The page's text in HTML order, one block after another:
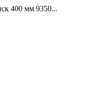
400 мм 9350...